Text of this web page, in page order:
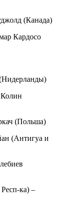
(Канада)
Кардосо
(Польша)
(Антигуа и
ка) –